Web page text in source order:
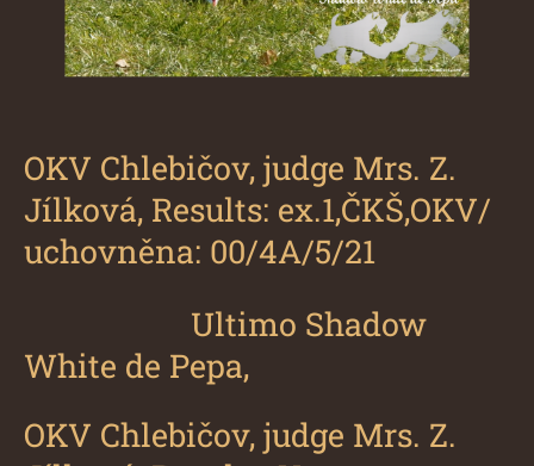
OKV Chlebičov, judge Mrs. Z.
Jílková, Results: ex.1,ČKŠ,OKV/
uchovněna: 00/4A/5/21
Ultimo Shadow
White de Pepa,
OKV Chlebičov, judge Mrs. Z.